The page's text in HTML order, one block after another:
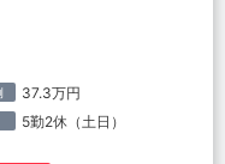
37.3万円
5勤2休（土日）